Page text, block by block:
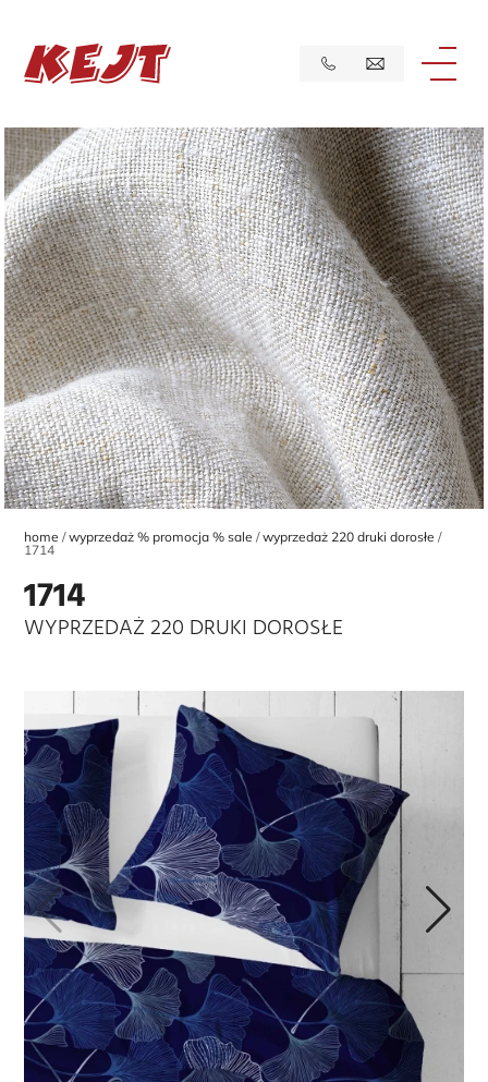
home wyprzedaż % promocja % sale
wyprzedaż 220 druki dorosłe
1714
1714
WYPRZEDAŻ 220 DRUKI DOROSŁE